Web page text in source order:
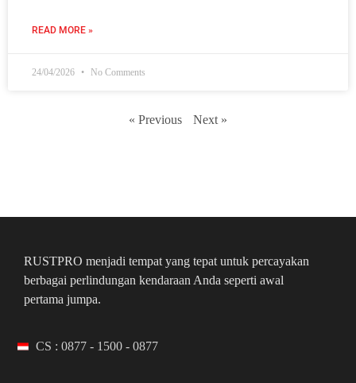
READ MORE »
24/04/2026 No Comments
« Previous Next »
RUSTPRO menjadi tempat yang tepat untuk percayakan
berbagai perlindungan kendaraan Anda seperti awal
pertama jumpa.
CS : 0877 - 1500 - 0877